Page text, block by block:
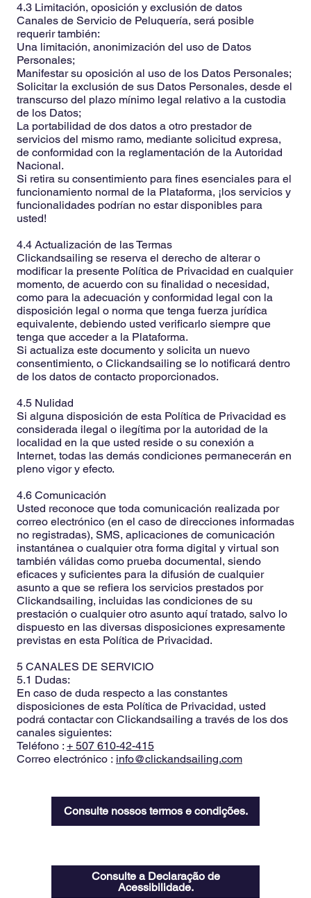
4.3 Limitación, oposición y exclusión de datos
Canales de Servicio de Peluquería, será posible
requerir también:
Una limitación, anonimización del uso de Datos
Personales;
Manifestar su oposición al uso de los Datos Personales;
Solicitar la exclusión de sus Datos Personales, desde el
transcurso del plazo mínimo legal relativo a la custodia
de los Datos;
La portabilidad de dos datos a otro prestador de
servicios del mismo ramo, mediante solicitud expresa,
de conformidad con la reglamentación de la Autoridad
Nacional.
Si retira su consentimiento para fines esenciales para el
funcionamiento normal de la Plataforma, ¡los servicios y
funcionalidades podrían no estar disponibles para
usted!
4.4 Actualización de las Termas
Clickandsailing se reserva el derecho de alterar o
modificar la presente Política de Privacidad en cualquier
momento, de acuerdo con su finalidad o necesidad,
como para la adecuación y conformidad legal con la
disposición legal o norma que tenga fuerza jurídica
equivalente, debiendo usted verificarlo siempre que
tenga que acceder a la Plataforma.
Si actualiza este documento y solicita un nuevo
consentimiento, o Clickandsailing se lo notificará dentro
de los datos de contacto proporcionados.
4.5 Nulidad
Si alguna disposición de esta Política de Privacidad es
considerada ilegal o ilegítima por la autoridad de la
localidad en la que usted reside o su conexión a
Internet, todas las demás condiciones permanecerán en
pleno vigor y efecto.
4.6 Comunicación
Usted reconoce que toda comunicación realizada por
correo electrónico (en el caso de direcciones informadas
no registradas), SMS, aplicaciones de comunicación
instantánea o cualquier otra forma digital y virtual son
también válidas como prueba documental, siendo
eficaces y suficientes para la difusión de cualquier
asunto a que se refiera los servicios prestados por
Clickandsailing, incluidas las condiciones de su
prestación o cualquier otro asunto aquí tratado, salvo lo
dispuesto en las diversas disposiciones expresamente
previstas en esta Política de Privacidad.
5 CANALES DE SERVICIO
5.1 Dudas:
En caso de duda respecto a las constantes
disposiciones de esta Política de Privacidad, usted
podrá contactar con Clickandsailing a través de los dos
canales siguientes:
Teléfono : + 507 610-42-415
Correo electrónico : info@clickandsailing.com
Consulte nossos termos e condições.
Consulte a Declaração de
Acessibilidade.